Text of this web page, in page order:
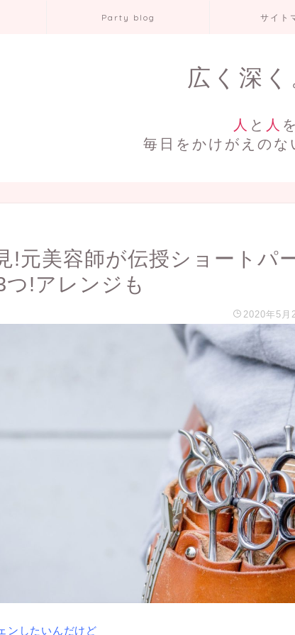
Party blog サイト
広く深
人 と 人
毎日をかけがえのな
!元美容師が伝授ショートパ
つ!アレンジも
2020年5月
ンしたいんだけど